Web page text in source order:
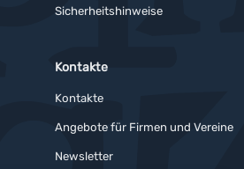
Sicherheitshinweise
Kontakte
Kontakte
Angebote für Firmen und Vereine
Newsletter